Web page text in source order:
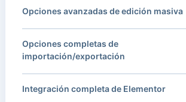
Opciones avanzadas de edición masiva
Opciones completas de
importación/exportación
Integración completa de Elementor